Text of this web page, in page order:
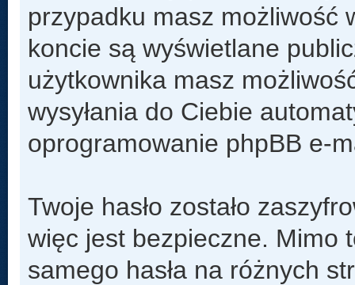
przypadku masz możliwość
koncie są wyświetlane
użytkownika masz
wysyłania do Ciebie
oprogramowanie phpBB e-
Twoje hasło zostało
więc jest bezpieczne. Mimo
samego hasła na różnych